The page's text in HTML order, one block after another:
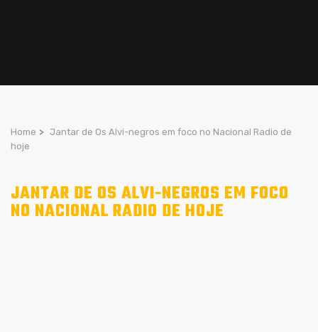
Home > Jantar de Os Alvi-negros em foco no Nacional Radio de
hoje
JANTAR DE OS ALVI-NEGROS EM FOCO
NO NACIONAL RADIO DE HOJE